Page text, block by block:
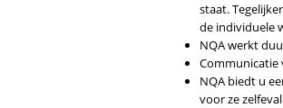
staat.
de individuele
NQA werkt
Communicatie
NQA biedt u
voor ze